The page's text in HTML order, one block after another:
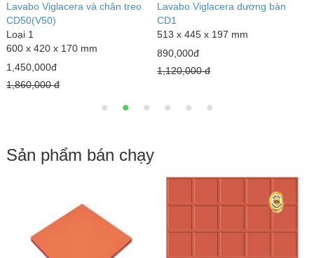
Lavabo Viglacera đặt bàn BS415
Loại 1
525 x 420 x186 mm
1,480,000đ
1,780,000 đ
Lavabo Viglacera treo tường
Loại 1
560 x 460 mm
700,000đ
Sản phẩm bán chạy